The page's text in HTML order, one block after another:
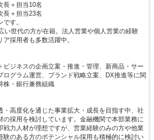
長＋担当10名
長＋担当23名
す。
い世代の方が在籍。法人営業や個人営業の経験
採用者も多数活躍中。
ビジネスの企画立案・推進・管理、新商品・サー
ログラム運営、ブランド戦略立案、DX推進等に関
株・銀行兼務組織
・高度化を通じた事業拡大・成長を目指す中、社
の採用を検討しています。金融機関で本部業務に
戦力人材が理想ですが、営業経験のみの方や他業
験のある方のポテンシャル採用も積極的に検討い